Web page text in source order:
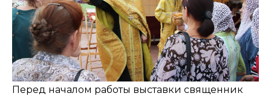
Перед началом работы выставки священник